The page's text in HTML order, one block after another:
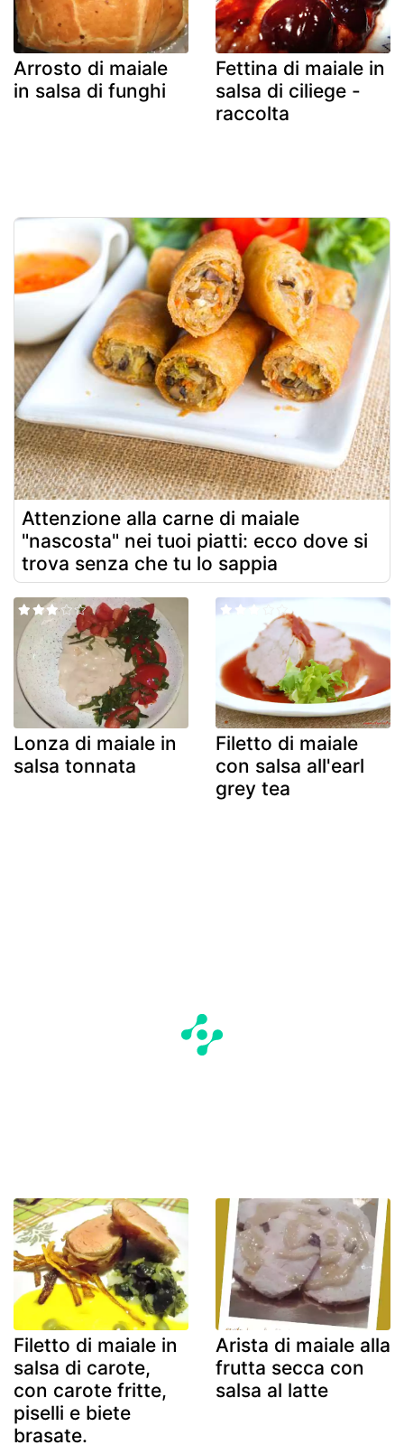
Arrosto di maiale
in salsa di funghi
Fettina di maiale in
salsa di ciliege -
raccolta
Attenzione alla carne di maiale
"nascosta" nei tuoi piatti: ecco dove si
trova senza che tu lo sappia
Lonza di maiale in
salsa tonnata
Filetto di maiale
con salsa all'earl
grey tea
Filetto di maiale in
salsa di carote,
con carote fritte,
piselli e biete
brasate.
Arista di maiale alla
frutta secca con
salsa al latte